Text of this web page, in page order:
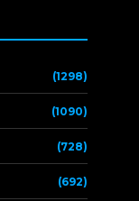
(1298)
(1090)
(728)
(692)